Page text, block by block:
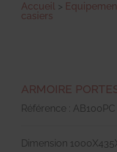
Accueil >
casiers
ARMOIRE
Référence : AB100PC
Dimension